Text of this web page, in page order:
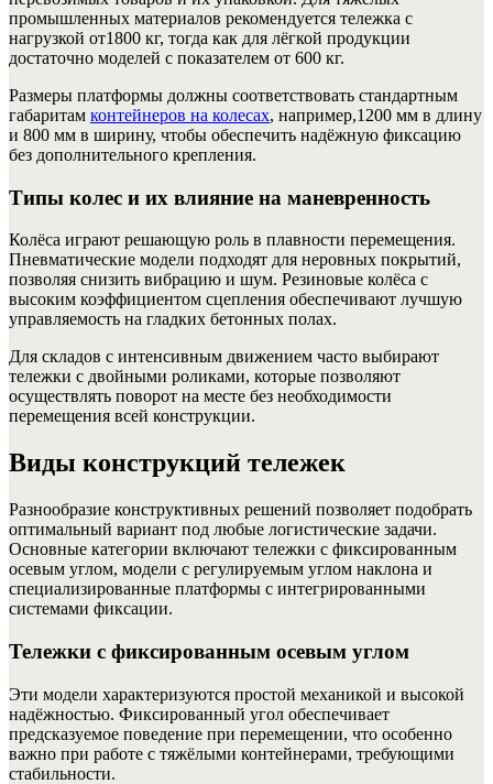
промышленных материалов рекомендуется тележка с
нагрузкой от1800 кг, тогда как для лёгкой продукции
достаточно моделей с показателем от 600 кг.
Размеры платформы должны соответствовать стандартным
габаритам контейнеров на колесах, например,1200 мм в длину
и 800 мм в ширину, чтобы обеспечить надёжную фиксацию
без дополнительного крепления.
Типы колес и их влияние на маневренность
Колёса играют решающую роль в плавности перемещения.
Пневматические модели подходят для неровных покрытий,
позволяя снизить вибрацию и шум. Резиновые колёса с
высоким коэффициентом сцепления обеспечивают лучшую
управляемость на гладких бетонных полах.
Для складов с интенсивным движением часто выбирают
тележки с двойными роликами, которые позволяют
осуществлять поворот на месте без необходимости
перемещения всей конструкции.
Виды конструкций тележек
Разнообразие конструктивных решений позволяет подобрать
оптимальный вариант под любые логистические задачи.
Основные категории включают тележки с фиксированным
осевым углом, модели с регулируемым углом наклона и
специализированные платформы с интегрированными
системами фиксации.
Тележки с фиксированным осевым углом
Эти модели характеризуются простой механикой и высокой
надёжностью. Фиксированный угол обеспечивает
предсказуемое поведение при перемещении, что особенно
важно при работе с тяжёлыми контейнерами, требующими
стабильности.